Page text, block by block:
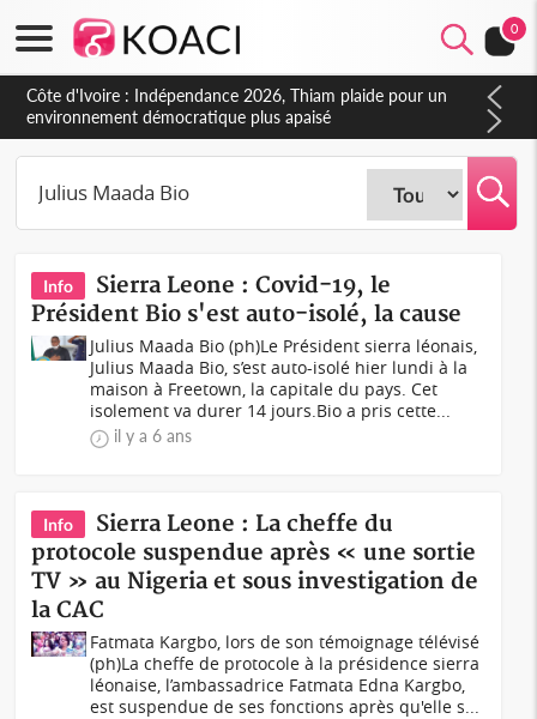
0
Côte d'Ivoire : Indépendance 2026, Thiam plaide pour un
environnement démocratique plus apaisé
Info
Sierra Leone : Covid-19, le
Président Bio s'est auto-isolé, la cause
Julius Maada Bio (ph)Le Président sierra léonais,
Julius Maada Bio, s’est auto-isolé hier lundi à la
maison à Freetown, la capitale du pays. Cet
isolement va durer 14 jours.Bio a pris cette...
il y a 6 ans
Info
Sierra Leone : La cheffe du
protocole suspendue après « une sortie
TV » au Nigeria et sous investigation de
la CAC
Fatmata Kargbo, lors de son témoignage télévisé
(ph)La cheffe de protocole à la présidence sierra
léonaise, l’ambassadrice Fatmata Edna Kargbo,
est suspendue de ses fonctions après qu'elle s...